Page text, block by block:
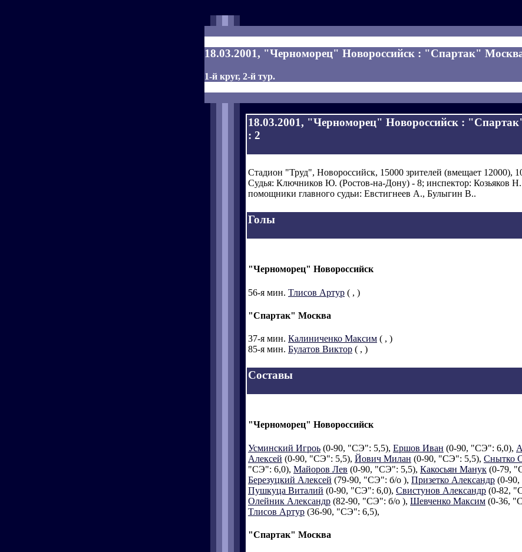
18.03.2001, "Черноморец" Новороссийск : "Спартак"
1-й круг, 2-й тур.
18.03.2001, "Черноморец" Новороссийск :
: 2
Стадион "Труд", Новороссийск, 15000 зрителей (вмещает 12000),
Судья: Ключников Ю. (Ростов-на-Дону) - 8; инспектор: Козьяков
помощники главного судьи: Евстигнеев А., Булыгин В..
Голы
"Черноморец" Новороссийск
56-я мин. Тлисов Артур ( , )
"Спартак" Москва
37-я мин. Калиниченко Максим ( , )
85-я мин. Булатов Виктор ( , )
Составы
"Черноморец" Новороссийск
Усминский Игроь (0-90, "СЭ": 5,5), Ершов Иван (0-90, "СЭ": 6,0),
Алексей (0-90, "СЭ": 5,5), Йович Милан (0-90, "СЭ": 5,5), Снытко
"СЭ": 6,0), Майоров Лев (0-90, "СЭ": 5,5), Какосьян Манук (0-79,
Березуцкий Алексей (79-90, "СЭ": б/о ), Призетко Александр (0-
Пушкуца Виталий (0-90, "СЭ": 6,0), Свистунов Александр (0-82,
Олейник Александр (82-90, "СЭ": б/о ), Шевченко Максим (0-36,
Тлисов Артур (36-90, "СЭ": 6,5),
"Спартак" Москва